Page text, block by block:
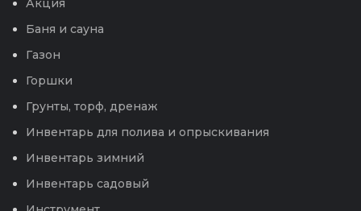
Баня и сауна
Газон
Горшки
Грунты, торф, дренаж
Инвентарь для полива и опрыскивания
Инвентарь зимний
Инвентарь садовый